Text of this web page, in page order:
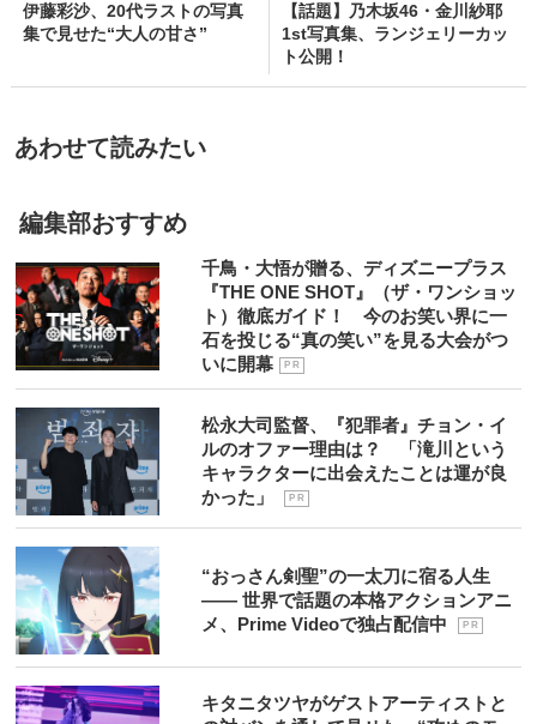
伊藤彩沙、20代ラストの写真
集で見せた“大人の甘さ”
【話題】乃木坂46・金川紗耶
1st写真集、ランジェリーカッ
ト公開！
あわせて読みたい
編集部おすすめ
千鳥・大悟が贈る、ディズニープラス
『THE ONE SHOT』（ザ・ワンショッ
ト）徹底ガイド！ 今のお笑い界に一
石を投じる“真の笑い”を見る大会がつ
いに開幕
P R
松永大司監督、『犯罪者』チョン・イ
ルのオファー理由は？ 「滝川という
キャラクターに出会えたことは運が良
かった」
P R
“おっさん剣聖”の一太刀に宿る人生
―― 世界で話題の本格アクションアニ
メ、Prime Videoで独占配信中
P R
キタニタツヤがゲストアーティストと